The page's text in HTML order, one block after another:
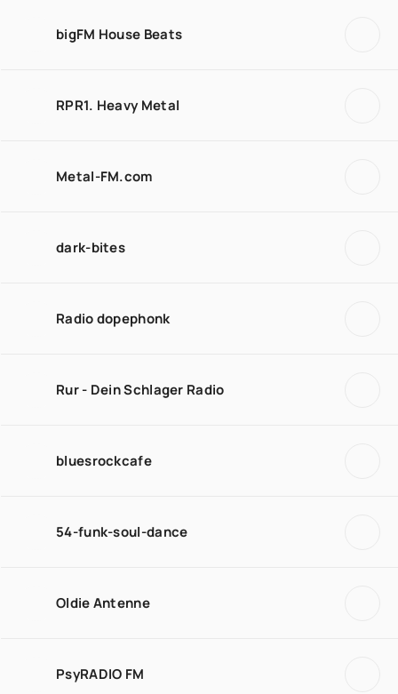
bigFM House Beats
RPR1. Heavy Metal
Metal-FM.com
dark-bites
Radio dopephonk
Rur - Dein Schlager Radio
bluesrockcafe
54-funk-soul-dance
Oldie Antenne
PsyRADIO FM